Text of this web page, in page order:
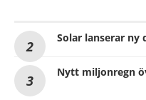
Solar lanserar ny
Nytt miljonregn